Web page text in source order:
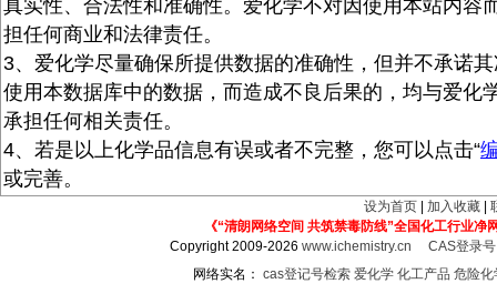
真实性、合法性和准确性。爱化学不对因使用本站内容
担任何商业和法律责任。
3、爱化学尽量确保所提供数据的准确性，但并不承诺
使用本数据库中的数据，而造成不良后果的，均与爱化
承担任何相关责任。
4、若是以上化学品信息有误或者不完整，您可以点击“
或完善。
设为首页 加入收藏
《“清朗网络空间 共筑禁毒防线”全国化工行业净
Copyright 2009-2026www.ichemistry.cn
CAS登录
网络实名： cas登记号检索 爱化学 化工产品 危险化